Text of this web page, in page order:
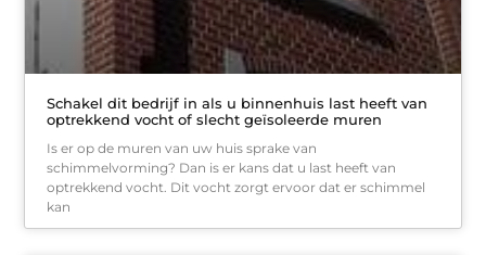
Schakel dit bedrijf in als u binnenhuis last heeft van
optrekkend vocht of slecht geïsoleerde muren
Is er op de muren van uw huis sprake van
schimmelvorming? Dan is er kans dat u last heeft van
optrekkend vocht. Dit vocht zorgt ervoor dat er schimmel
kan